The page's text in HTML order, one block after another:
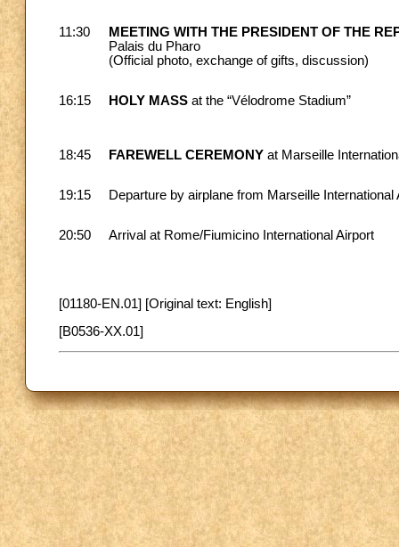
11:30
MEETING WITH THE PRESIDENT OF THE
Palais du Pharo
(Official photo, exchange of gifts, discussion)
16:15 HOLY MASS at the “Vélodrome Stadium”
18:45 FAREWELL CEREMONY at Marseille
19:15 Departure by airplane from Marseille International
20:50 Arrival at Rome/Fiumicino International Airport
[01180-EN.01] [Original text: English]
[B0536-XX.01]